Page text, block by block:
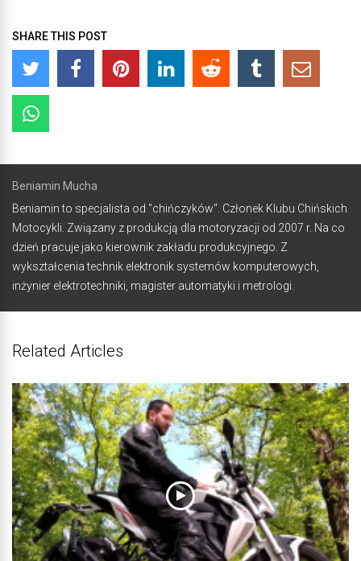
SHARE THIS POST
Beniamin Mucha
Beniamin to specjalista od "chińczyków". Członek Klubu Chińskich
Motocykli. Związany z produkcją dla motoryzacji od 2007 r. Na co
dzień pracuje jako kierownik zakładu produkcyjnego. Z
wykształcenia technik elektronik systemów komputerowych,
inżynier elektrotechniki, magister automatyki i metrologi.
Related Articles